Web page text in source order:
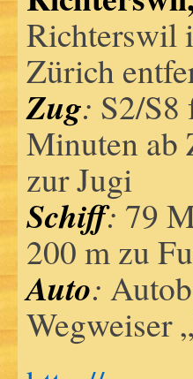
Richterswil
Zürich
Zug: S2/S8
Minuten ab
zur Jugi
Schiff: 79
200 m zu
Auto:
Wegweiser